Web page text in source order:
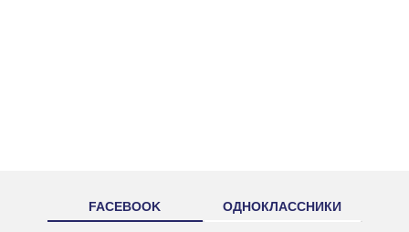
FACEBOOK ОДНОКЛАССНИКИ